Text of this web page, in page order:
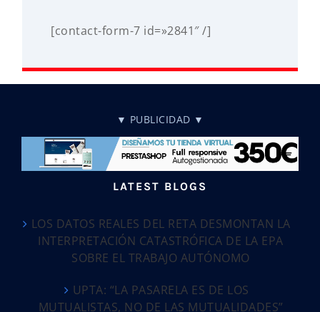
[contact-form-7 id=»2841″ /]
▼ PUBLICIDAD ▼
LATEST BLOGS
LOS DATOS REALES DEL RETA DESMONTAN LA
INTERPRETACIÓN CATASTRÓFICA DE LA EPA
SOBRE EL TRABAJO AUTÓNOMO
UPTA: “LA PASARELA ES DE LOS
MUTUALISTAS, NO DE LAS MUTUALIDADES”